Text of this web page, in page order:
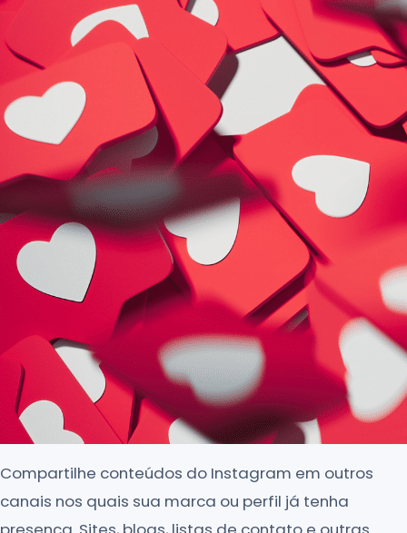
Compartilhe conteúdos do Instagram em outros
canais nos quais sua marca ou perfil já tenha